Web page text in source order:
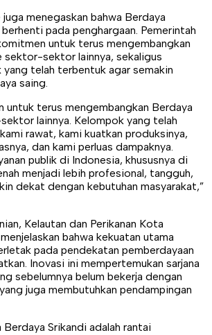
menegaskan bahwa Berdaya
pada penghargaan. Pemerintah
untuk terus mengembangkan
sektor-sektor lainnya, sekaligus
telah terbentuk agar semakin
saing.
untuk terus mengembangkan Berdaya
lainnya. Kelompok yang telah
rawat, kami kuatkan produksinya,
dan kami perluas dampaknya.
publik di Indonesia, khususnya di
menjadi lebih profesional, tangguh,
dekat dengan kebutuhan masyarakat,”
Kelautan dan Perikanan Kota
bahwa kekuatan utama
pada pendekatan pemberdayaan
Inovasi ini mempertemukan sarjana
sebelumnya belum bekerja dengan
juga membutuhkan pendampingan
Berdaya Srikandi adalah rantai